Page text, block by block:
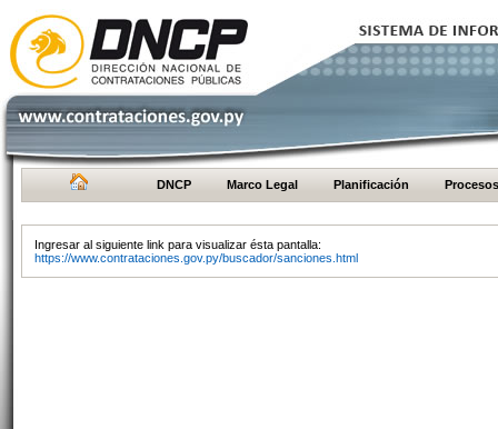
DNCP Marco Legal Planificación Procesos
Ingresar al siguiente link para visualizar ésta pantalla:
https://www.contrataciones.gov.py/buscador/sanciones.html